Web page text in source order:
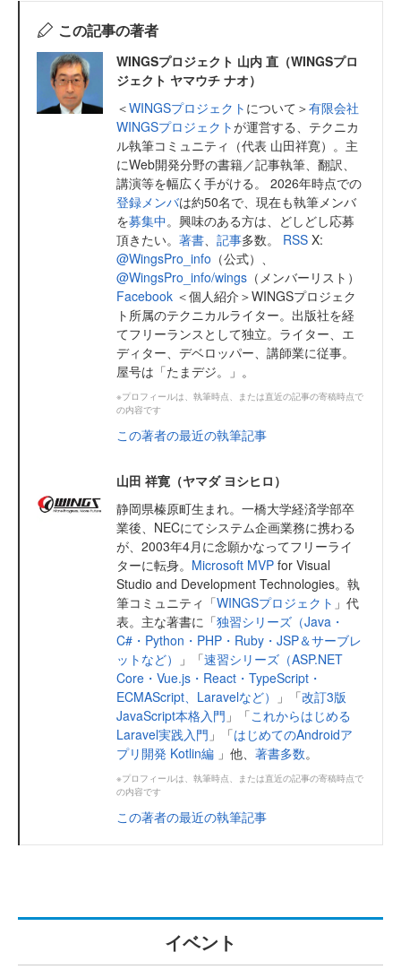
この記事の著者
WINGSプロジェクト 山内 直（WINGSプロ
ジェクト ヤマウチ ナオ）
＜WINGSプロジェクト について＞有限会社
WINGSプロジェクトが運営する、テクニカ
ル執筆コミュニティ（代表 山田祥寛）。主
にWeb開発分野の書籍／記事執筆、翻訳、
講演等を幅広く手がける。 2026年時点での
登録メンバは約50名で、現在も執筆メンバ
を募集中。興味のある方は、どしどし応募
頂きたい。 著書 記事多数。 RSS X:
@WingsPro_info （公式）、
@WingsPro_info/wings （メンバーリスト）
Facebook ＜個人紹介＞WINGSプロジェク
ト所属のテクニカルライター。出版社を経
てフリーランスとして独立。ライター、エ
ディター、デベロッパー、講師業に従事。
屋号は「たまデジ。」。
※プロフィールは、執筆時点、または直近の記事の寄稿時点で
の内容です
この著者の最近の執筆記事
山田 祥寛（ヤマダ ヨシヒロ）
静岡県榛原町生まれ。一橋大学経済学部卒
業後、NECにてシステム企画業務に携わる
が、2003年4月に念願かなってフリーライ
ターに転身。 Microsoft MVP for Visual
Studio and Development Technologies。執
筆コミュニティ「WINGSプロジェクト 」代
表。主な著書に「独習シリーズ（Java・
C#・Python・PHP・Ruby・JSP＆サーブレ
ットなど）
」「速習シリーズ（ASP.NET
Core・Vue.js・React・TypeScript・
ECMAScript、Laravelなど）
」「改訂3版
JavaScript本格入門 」「これからはじめる
Laravel実践入門 」「はじめてのAndroidア
プリ開発 Kotlin編 」他、 著書多数。
※プロフィールは、執筆時点、または直近の記事の寄稿時点で
の内容です
この著者の最近の執筆記事
イベント